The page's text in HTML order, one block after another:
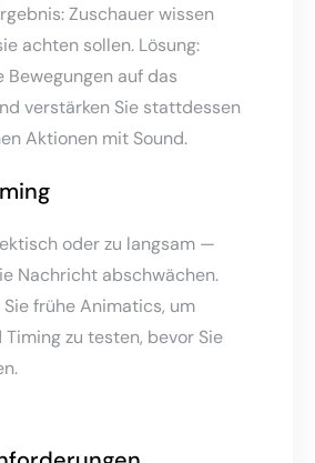
Zuschauer wissen
achten sollen. Lösung:
Bewegungen auf das
verstärken Sie stattdessen
Aktionen mit Sound.
oder zu langsam —
Nachricht abschwächen.
frühe Animatics, um
zu testen, bevor Sie